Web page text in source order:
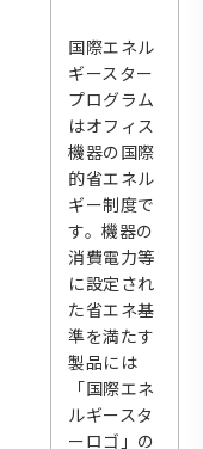
国際エネル
ギースター
プログラム
はオフィス
機器の国際
的省エネル
ギー制度で
す。機器の
消費電力等
に設定され
た省エネ基
準を満たす
製品には
「国際エネ
ルギースタ
ーロゴ」の